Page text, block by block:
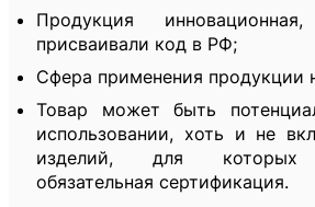
Продукция
присваивали код в РФ;
Сфера применения продукции
Товар может быть
использовании, хоть и не
изделий, для которых
обязательная сертификация.